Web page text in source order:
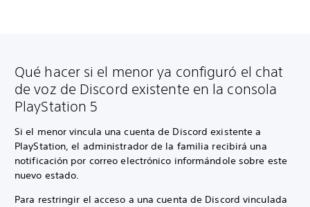
Qué hacer si el menor ya configuró el chat
de voz de Discord existente en la consola
PlayStation 5
Si el menor vincula una cuenta de Discord existente a
PlayStation, el administrador de la familia recibirá una
notificación por correo electrónico informándole sobre este
nuevo estado.
Para restringir el acceso a una cuenta de Discord vinculada